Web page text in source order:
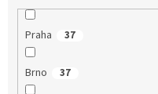
Praha 37
Brno 37